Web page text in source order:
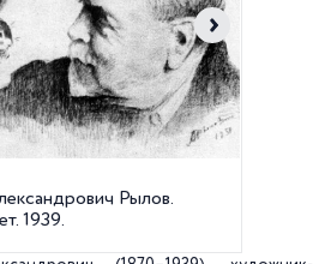
Рылов.
1939.